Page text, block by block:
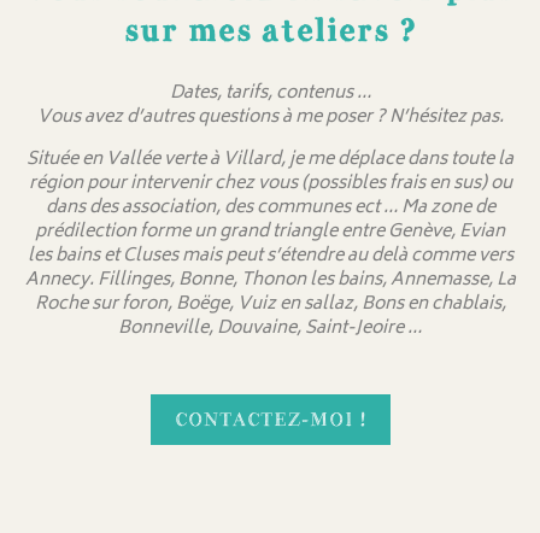
sur mes ateliers ?
Dates, tarifs, contenus …
Vous avez d’autres questions à me poser ? N’hésitez pas.
Située en Vallée verte à Villard, je me déplace dans toute la
région pour intervenir chez vous (possibles frais en sus) ou
dans des association, des communes ect … Ma zone de
prédilection forme un grand triangle entre Genève, Evian
les bains et Cluses mais peut s’étendre au delà comme vers
Annecy. Fillinges, Bonne, Thonon les bains, Annemasse, La
Roche sur foron, Boëge, Vuiz en sallaz, Bons en chablais,
Bonneville, Douvaine, Saint-Jeoire …
CONTACTEZ-MOI !